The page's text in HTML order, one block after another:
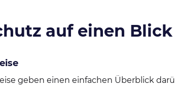
auf einen Blick
geben einen einfachen Überblick